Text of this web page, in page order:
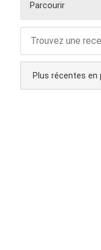
Parcourir